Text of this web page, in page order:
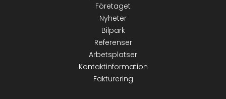
Företaget
Nyheter
Bilpark
Referenser
Arbetsplatser
Kontaktinformation
Fakturering